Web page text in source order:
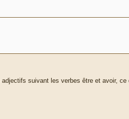
suivant les verbes être et avoir,